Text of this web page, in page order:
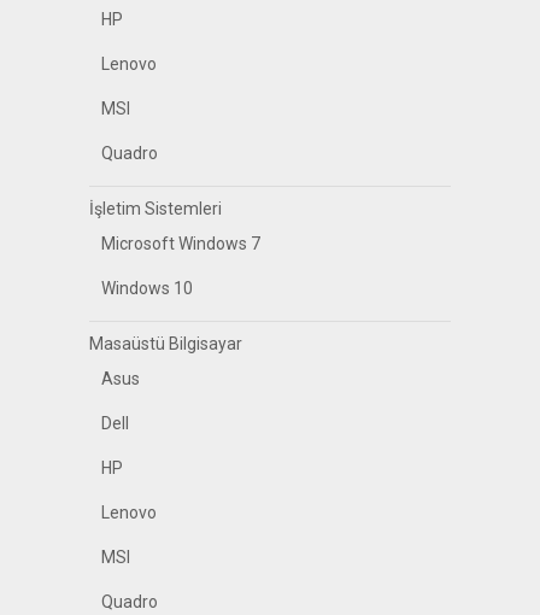
HP
Lenovo
MSI
Quadro
İşletim Sistemleri
Microsoft Windows 7
Windows 10
Masaüstü Bilgisayar
Asus
Dell
HP
Lenovo
MSI
Quadro